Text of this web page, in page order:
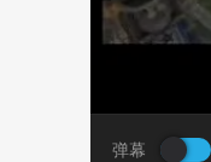
弹幕